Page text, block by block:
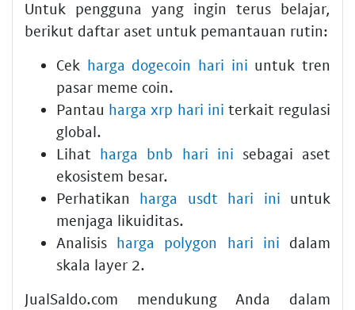
Untuk pengguna yang ingin terus belajar,
berikut daftar aset untuk pemantauan rutin:
Cek harga dogecoin hari ini untuk tren
pasar meme coin.
Pantau harga xrp hari ini terkait regulasi
global.
Lihat harga bnb hari ini sebagai aset
ekosistem besar.
Perhatikan harga usdt hari ini untuk
menjaga likuiditas.
Analisis harga polygon hari ini dalam
skala layer 2.
JualSaldo.com mendukung Anda dalam